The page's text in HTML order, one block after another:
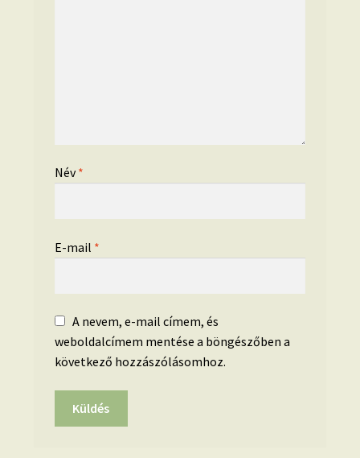
Név*
E-mail *
A nevem, e-mail címem, és
weboldalcímem mentése a böngészőben a
következő hozzászólásomhoz.